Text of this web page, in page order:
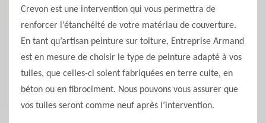
Crevon est une intervention qui vous permettra de
renforcer l’étanchéité de votre matériau de couverture.
En tant qu’artisan peinture sur toiture, Entreprise Armand
est en mesure de choisir le type de peinture adapté à vos
tuiles, que celles-ci soient fabriquées en terre cuite, en
béton ou en fibrociment. Nous pouvons vous assurer que
vos tuiles seront comme neuf après l’intervention.